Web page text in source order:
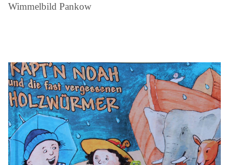
Wimmelbild Pankow